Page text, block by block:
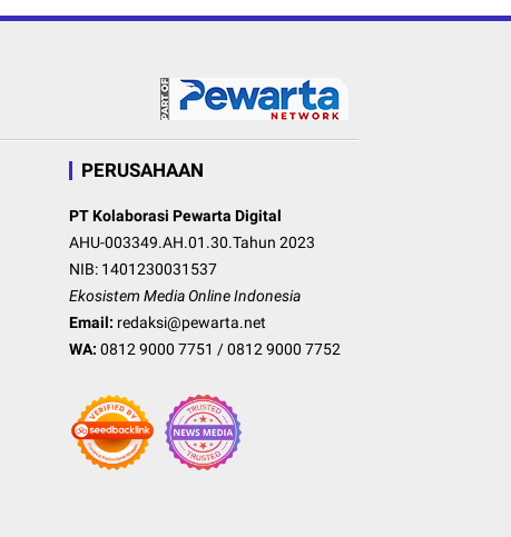
PERUSAHAAN
PT Kolaborasi Pewarta Digital
AHU-003349.AH.01.30.Tahun 2023
NIB: 1401230031537
Ekosistem Media Online Indonesia
Email: redaksi@pewarta.net
WA: 0812 9000 7751 /0812 9000 7752